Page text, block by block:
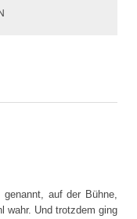
genannt, auf der Bühne,
wahr. Und trotzdem ging